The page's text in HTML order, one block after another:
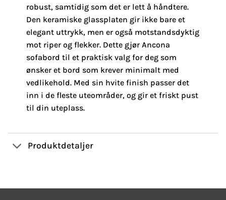
robust, samtidig som det er lett å håndtere.
Den keramiske glassplaten gir ikke bare et
elegant uttrykk, men er også motstandsdyktig
mot riper og flekker. Dette gjør Ancona
sofabord til et praktisk valg for deg som
ønsker et bord som krever minimalt med
vedlikehold. Med sin hvite finish passer det
inn i de fleste uteområder, og gir et friskt pust
til din uteplass.
Produktdetaljer